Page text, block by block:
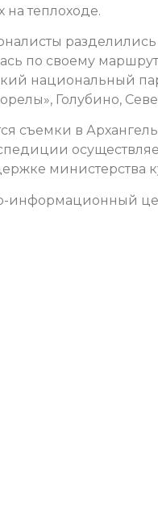
на теплоходе.
по своему
национальный
Голубино,
съемки в
министерства
информационный